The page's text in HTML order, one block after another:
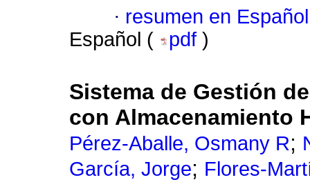
· resumen en Español
Español (
pdf )
Sistema de Gestión
con Almacenamiento
Pérez-Aballe, Osmany R;
García, Jorge; Flores-